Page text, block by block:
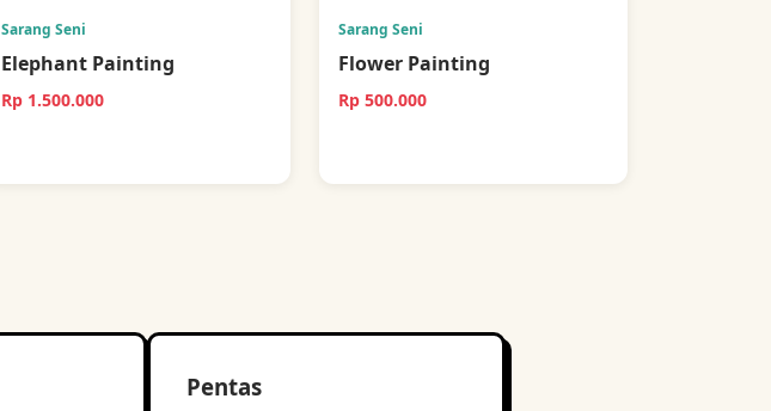
Sarang Seni
Elephant Painting
Rp 1.500.000
Sarang Seni
Flower Painting
Rp 500.000
Pentas